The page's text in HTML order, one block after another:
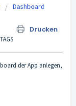
Dashboard
Drucken
der App anlegen,